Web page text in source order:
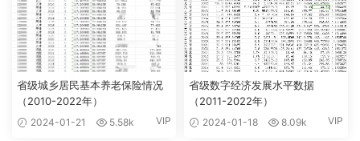
省级城乡居民基本养老保险情况
（2010-2022年）
2024-01-21 5.58k VIP
省级数字经济发展水平数据
（2011-2022年）
2024-01-18 8.09k VIP